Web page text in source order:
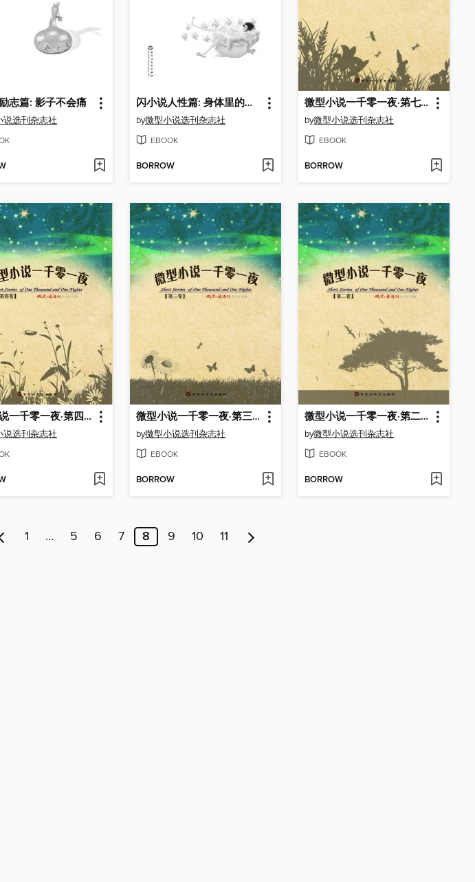
志篇: 影子不会痛
说选刊杂志社
闪小说人性篇: 身体里的海盗
by微型小说选刊杂志社
EBOOK
BORROW
微型小说一千零一夜·第七卷
by微型小说选刊杂志社
EBOOK
BORROW
微型小说一千零一夜·第四卷
说选刊杂志社
微型小说一千零一夜·第三卷
by微型小说选刊杂志社
EBOOK
BORROW
微型小说一千零一夜·第二卷
by微型小说选刊杂志社
EBOOK
BORROW
1 … 5 6 7 8 9 10 11